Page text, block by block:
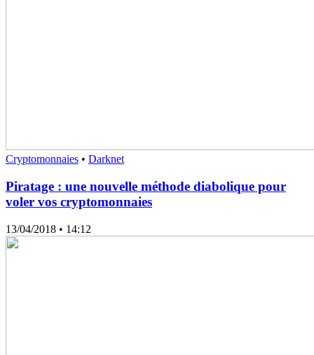
Cryptomonnaies • Darknet
Piratage : une nouvelle méthode diabolique pour
voler vos cryptomonnaies
13/04/2018 • 14:12